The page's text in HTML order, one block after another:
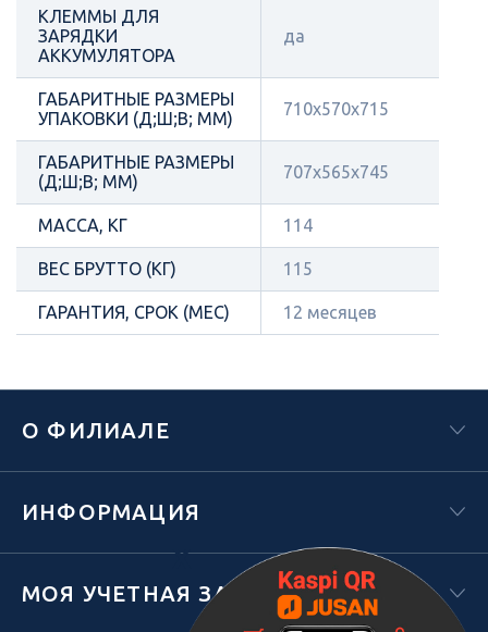
КЛЕММЫ ДЛЯ
ЗАРЯДКИ
АККУМУЛЯТОРА
да
ГАБАРИТНЫЕ РАЗМЕРЫ
УПАКОВКИ (Д;Ш;В; ММ)
710х570х715
ГАБАРИТНЫЕ РАЗМЕРЫ
(Д;Ш;В; ММ)
707х565х745
МАССА, КГ 114
ВЕС БРУТТО (КГ) 115
ГАРАНТИЯ, СРОК (МЕС) 12 месяцев
Х
О ФИЛИАЛЕ
ИНФОРМАЦИЯ
МОЯ УЧЕТНАЯ ЗАПИСЬ